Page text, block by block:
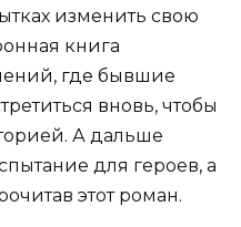
изменить свою
книга
где бывшие
вновь, чтобы
А дальше
для героев, а
этот роман.